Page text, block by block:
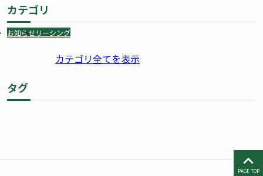
カテゴリ
お知らせリーシング
カテゴリ全てを表示
タグ
PAGE TOP